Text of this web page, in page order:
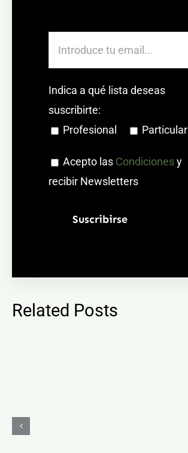
Indica a qué lista deseas
suscribirte:
Profesional
Particular
Acepto las Condicionesy
recibir Newsletters
Related Posts